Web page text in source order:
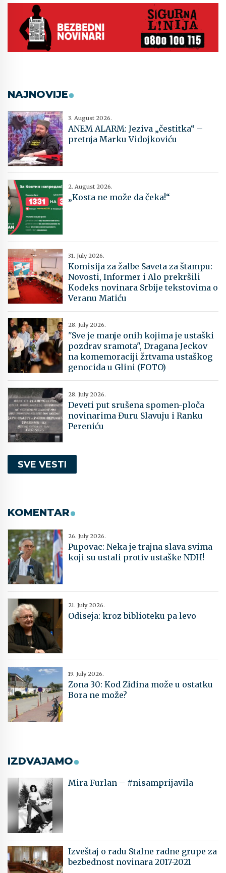
NAJNOVIJE
3. August 2026.
ANEM ALARM: Jeziva „čestitka“ –
pretnja Marku Vidojkoviću
2. August 2026.
„Kosta ne može da čeka!“
31. July 2026.
Komisija za žalbe Saveta za štampu:
Novosti, Informer i Alo prekršili
Kodeks novinara Srbije tekstovima o
Veranu Matiću
28. July 2026.
"Sve je manje onih kojima je ustaški
pozdrav sramota", Dragana Jeckov
na komemoraciji žrtvama ustaškog
genocida u Glini (FOTO)
28. July 2026.
Deveti put srušena spomen-ploča
novinarima Đuru Slavuju i Ranku
Pereniću
SVE VESTI
KOMENTAR
26. July 2026.
Pupovac: Neka je trajna slava svima
koji su ustali protiv ustaške NDH!
21. July 2026.
Odiseja: kroz biblioteku pa levo
19. July 2026.
Zona 30: Kod Ziđina može u ostatku
Bora ne može?
IZDVAJAMO
Mira Furlan – #nisamprijavila
Izveštaj o radu Stalne radne grupe za
bezbednost novinara 2017-2021